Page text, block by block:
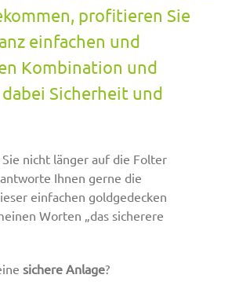
profitieren Sie
einfachen und
Kombination und
Sicherheit und
nicht länger auf die Folter
Ihnen gerne die
einfachen goldgedecken
Worten „das sicherere
sichere Anlage?